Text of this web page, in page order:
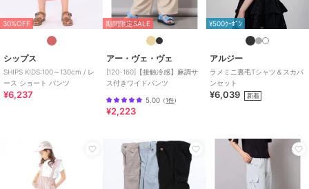
30%OFF
シップス
SHIPS KIDS:100～130cm / レ
ース ショート パンツ
¥6,237
期間限定SALE
アー・ヴェ・ヴェ
[120-160]【接触冷感】麻調サ
ス付きワイドパンツ
5.00 （1件）
¥2,223
¥500ｸｰﾎﾟﾝ
アルジー
ラメミニ裏毛Tシャツ＆スカパ
ンセット
¥6,039 新着